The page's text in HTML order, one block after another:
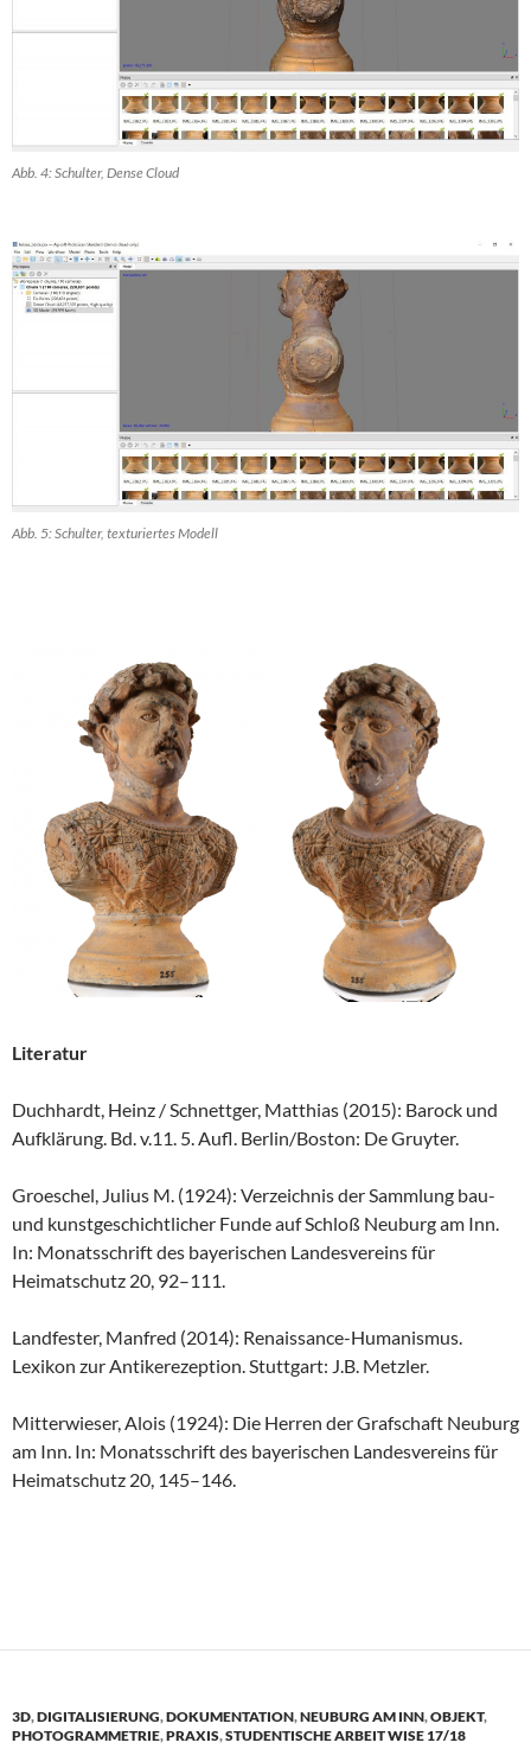
Abb. 4: Schulter, Dense Cloud
Abb. 5: Schulter, texturiertes Modell
Literatur
Duchhardt, Heinz / Schnettger, Matthias (2015): Barock und
Aufklärung. Bd. v.11. 5. Aufl. Berlin/Boston: De Gruyter.
Groeschel, Julius M. (1924): Verzeichnis der Sammlung bau-
und kunstgeschichtlicher Funde auf Schloß Neuburg am Inn.
In: Monatsschrift des bayerischen Landesvereins für
Heimatschutz 20, 92–111.
Landfester, Manfred (2014): Renaissance-Humanismus.
Lexikon zur Antikerezeption. Stuttgart: J.B. Metzler.
Mitterwieser, Alois (1924): Die Herren der Grafschaft Neuburg
am Inn. In: Monatsschrift des bayerischen Landesvereins für
Heimatschutz 20, 145–146.
3D,DIGITALISIERUNG,DOKUMENTATION,NEUBURG AM INN,OBJEKT,
PHOTOGRAMMETRIE,PRAXIS,STUDENTISCHE ARBEIT WISE 17/18